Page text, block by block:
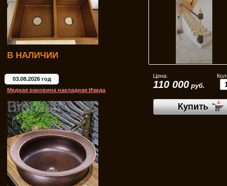
В НАЛИЧИИ
03.08.2026 год
Медная раковина накладная Изида
Цена:
110 000 руб.